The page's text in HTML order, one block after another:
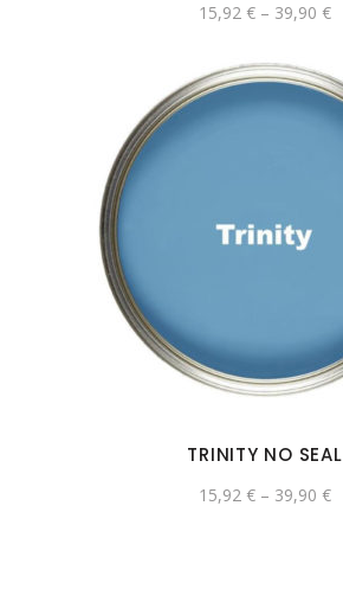
15,92 € – 39,90 €
TRINITY NO SEAL
15,92 € – 39,90 €